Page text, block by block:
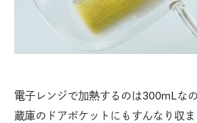
電子レンジで加熱するのは300mLな
蔵庫のドアポケットにもすんなり収